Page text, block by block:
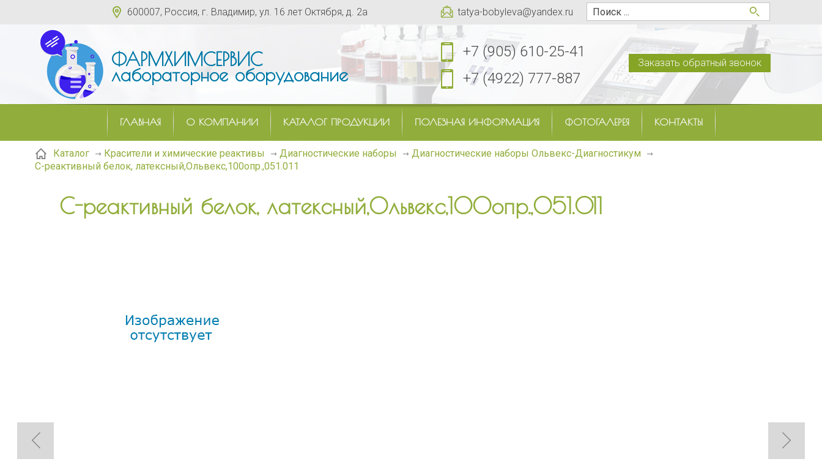
tatya-bobyleva@yandex.ru
600007, Россия, г. Владимир, ул. 16 лет Октября, д. 2а
ФАРМХИМСЕРВИС
лабораторное оборудование
+7 (905) 610-25-41
+7 (4922) 777-887
Заказать обратный звонок
ГЛАВНАЯ О КОМПАНИИ КАТАЛОГ ПРОДУКЦИИ ПОЛЕЗНАЯ ИНФОРМАЦИЯ ФОТОГАЛЕРЕЯ КОНТАКТЫ
Каталог Красители и химические реактивы Диагностические наборы
Диагностические наборы Ольвекс-Диагностикум
С-реактивный белок, латексный,Ольвекс,100опр.,051.011
С-реактивный белок, латексный,Ольвекс,100опр.,051.011